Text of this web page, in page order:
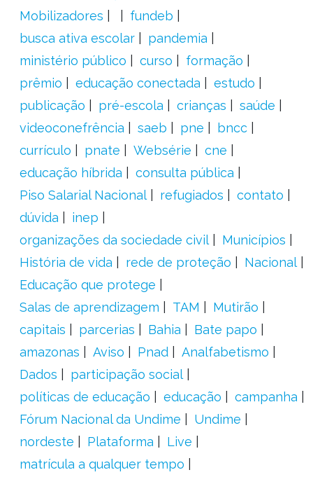
Mobilizadores
fundeb
busca ativa escolar
pandemia
ministério público
curso
formação
prêmio
educação conectada
estudo
publicação
pré-escola crianças
saúde
videoconefrência
saeb pne
bncc
currículo
pnate Websérie
cne
educação híbrida
consulta pública
Piso Salarial Nacional
refugiados
contato
dúvida
inep
organizações da sociedade civil
Municípios
História de vida
rede de proteção
Nacional
Educação que protege
Salas de aprendizagem
TAM
Mutirão
capitais
parcerias Bahia
Bate papo
amazonas
Aviso Pnad
Analfabetismo
Dados
participação social
políticas de educação
educação
campanha
Fórum Nacional da Undime
Undime
nordeste
Plataforma
Live
matrícula a qualquer tempo